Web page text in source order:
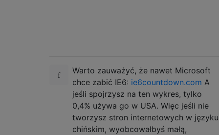
Warto zauważyć, że nawet Microsoft
chce zabić IE6: ie6countdown.com A
jeśli spojrzysz na ten wykres, tylko
0,4% używa go w USA. Więc jeśli nie
tworzysz stron internetowych w języku
chińskim, wyobcowałbyś małą,